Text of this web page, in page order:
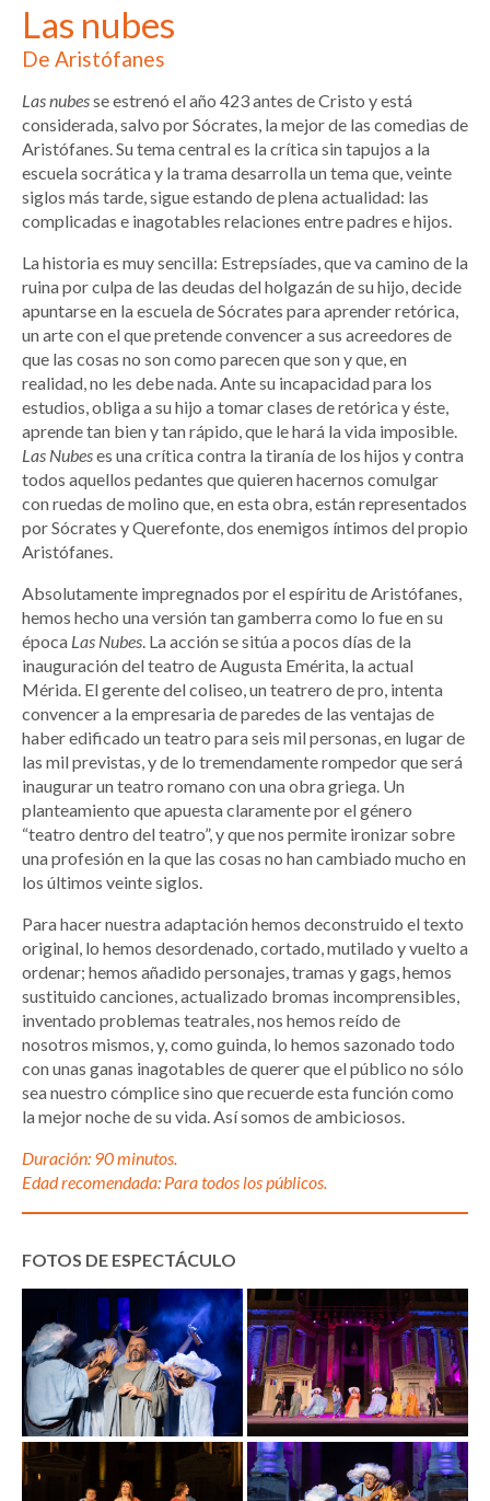
Las nubes
De Aristófanes
Las nubesse estrenó el año 423 antes de Cristo y está
considerada, salvo por Sócrates, la mejor de las comedias de
Aristófanes. Su tema central es la crítica sin tapujos a la
escuela socrática y la trama desarrolla un tema que, veinte
siglos más tarde, sigue estando de plena actualidad: las
complicadas e inagotables relaciones entre padres e hijos.
La historia es muy sencilla: Estrepsíades, que va camino de la
ruina por culpa de las deudas del holgazán de su hijo, decide
apuntarse en la escuela de Sócrates para aprender retórica,
un arte con el que pretende convencer a sus acreedores de
que las cosas no son como parecen que son y que, en
realidad, no les debe nada. Ante su incapacidad para los
estudios, obliga a su hijo a tomar clases de retórica y éste,
aprende tan bien y tan rápido, que le hará la vida imposible.
Las Nubeses una crítica contra la tiranía de los hijos y contra
todos aquellos pedantes que quieren hacernos comulgar
con ruedas de molino que, en esta obra, están representados
por Sócrates y Querefonte, dos enemigos íntimos del propio
Aristófanes.
Absolutamente impregnados por el espíritu de Aristófanes,
hemos hecho una versión tan gamberra como lo fue en su
época Las Nubes. La acción se sitúa a pocos días de la
inauguración del teatro de Augusta Emérita, la actual
Mérida. El gerente del coliseo, un teatrero de pro, intenta
convencer a la empresaria de paredes de las ventajas de
haber edificado un teatro para seis mil personas, en lugar de
las mil previstas, y de lo tremendamente rompedor que será
inaugurar un teatro romano con una obra griega. Un
planteamiento que apuesta claramente por el género
“teatro dentro del teatro”, y que nos permite ironizar sobre
una profesión en la que las cosas no han cambiado mucho en
los últimos veinte siglos.
Para hacer nuestra adaptación hemos deconstruido el texto
original, lo hemos desordenado, cortado, mutilado y vuelto a
ordenar; hemos añadido personajes, tramas y gags, hemos
sustituido canciones, actualizado bromas incomprensibles,
inventado problemas teatrales, nos hemos reído de
nosotros mismos, y, como guinda, lo hemos sazonado todo
con unas ganas inagotables de querer que el público no sólo
sea nuestro cómplice sino que recuerde esta función como
la mejor noche de su vida. Así somos de ambiciosos.
Duración: 90 minutos.
Edad recomendada: Para todos los públicos.
FOTOS DE ESPECTÁCULO